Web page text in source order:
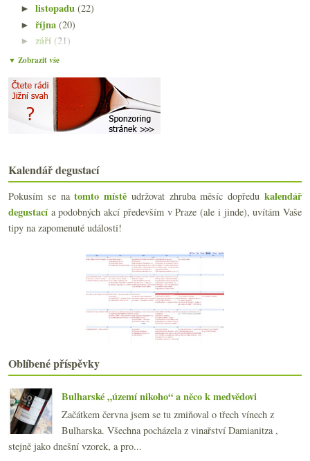
►listopadu(22)
►října(20)
►září (21)
►srpna
▼června
Výsledky ankety „Jste ochotni platit více za bio v...
Den s destiláty… i k večeři místo vína
O pití vína „jen tak“ s lahví Bordeaux
Blatnický Roháč, Ryzlink a temná Fratava
O zrušené pokutě a ověřování pravosti vín
Autenticky, mladě a pouze z hroznů
Oslava s Talbotem 1971 a dalšími příjemnostmi
Čtení na víkend a hádanka
Salám pinďour, košt v tramvaji, radioaktivní apela...
Ryzlinky a báječné české kozí sýry
Výsledky ankety „Nakupujete Bordeaux v kampani En ...
Růžování s Petit Verdot ze Španělska
Egon Müller na Mosele a Slovensku
Krátké zamyšlení nad „vadnými“ lahvemi
Vinobraní.eu na konečné áčka
Ročník 2010, investice do šeďáku, vinné weby
Zvláštní Sicílie, klasická Rhôna a jedna růžovka
Tvrdošský Vranac aneb o vinných překvapeních
Výsledky ankety „Cestujete letos za vínem do zahra...
Mladé i vyzrálé Ryzlinky a Pinoty od Rýna
►května(21)
►dubna(21)
▼ Zobrazit vše
Kalendář degustací
Pokusím se natomto místě udržovat zhruba měsíc dopředukalendář
degustacía podobných akcí především v Praze (ale i jinde), uvítám Vaše
tipy na zapomenuté události!
Oblíbené příspěvky
Bulharské „území nikoho“ a něco k medvědovi
Začátkem června jsem se tu zmiňoval o třech vínech z
Bulharska. Všechna pocházela z vinařství Damianitza ,
stejně jako dnešní vzorek, a pro...